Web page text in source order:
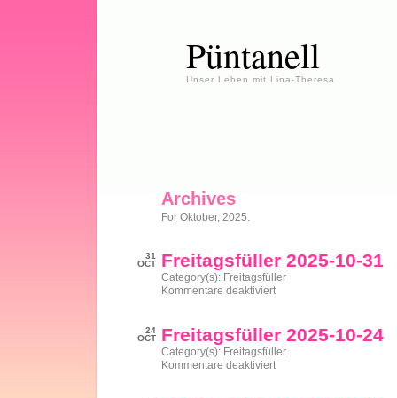
Püntanell
Unser Leben mit Lina-Theresa
Archives
For Oktober, 2025.
31
OCT
Freitagsfüller 2025-10-31
Category(s): Freitagsfüller
Kommentare deaktiviertfür
31
24
OCT
Freitagsfüller 2025-10-24
Category(s): Freitagsfüller
Kommentare deaktiviertfür